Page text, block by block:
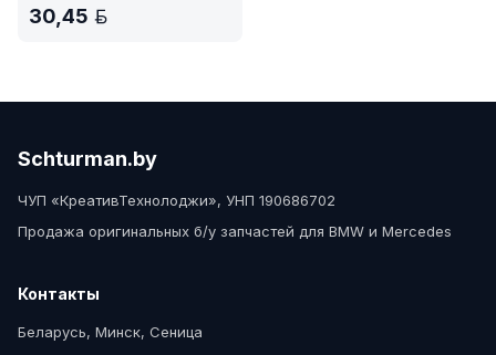
30,45
Schturman.by
ЧУП «КреативТехнолоджи», УНП 190686702
Продажа оригинальных б/у запчастей для BMW и Mercedes
Контакты
Беларусь, Минск, Сеница